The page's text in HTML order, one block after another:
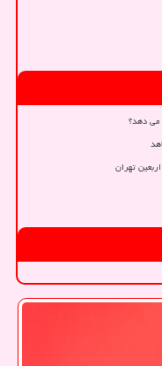
می دهد؟
تهران